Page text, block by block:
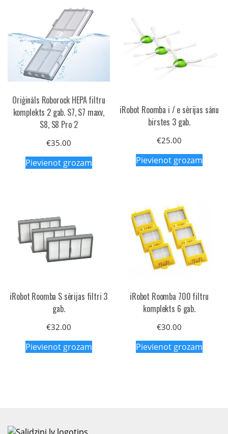
Oriģināls Roborock HEPA filtru
komplekts 2 gab. S7, S7 maxv,
S8, S8 Pro 2
€35.00
Pievienot grozam
iRobot Roomba i / e sērijas sānu
birstes 3 gab.
€25.00
Pievienot grozam
iRobot Roomba S sērijas filtri 3
gab.
€32.00
Pievienot grozam
iRobot Roomba 700 filtru
komplekts 6 gab.
€30.00
Pievienot grozam